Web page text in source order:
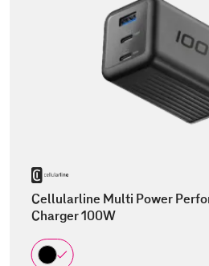
Cellularline Multi Power
Charger 100W